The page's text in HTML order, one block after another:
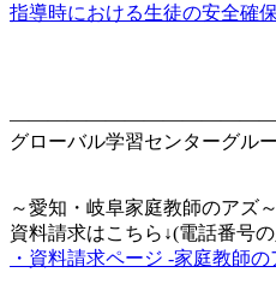
指導時における生徒の安全確
グローバル学習センターグル
～愛知・岐阜家庭教師のアズ～
資料請求はこちら↓(電話番号
・資料請求ページ -家庭教師の